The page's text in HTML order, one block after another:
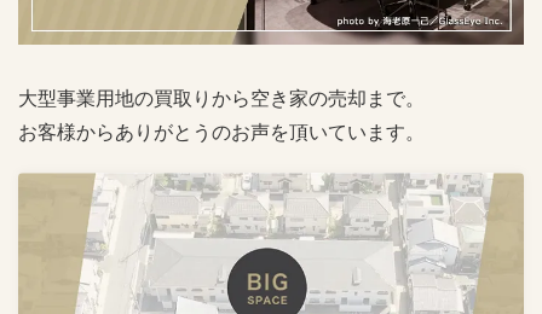
大型事業用地の買取りから空き家の売却まで。
お客様からありがとうのお声を頂いています。